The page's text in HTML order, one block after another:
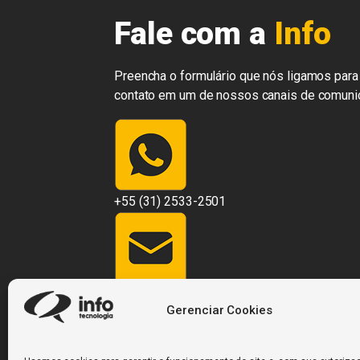
Gerenciar Cookies
Fale com a Info
Preencha o formulário que nós ligamos
contato em um de nossos canais de
+55 (31) 2533-2501